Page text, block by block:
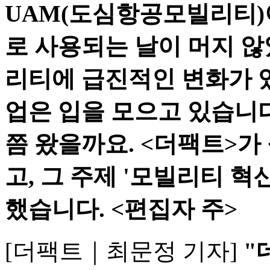
UAM(도심항공모빌리티
로 사용되는 날이 머지
리티에 급진적인 변화가
업은 입을 모으고 있습니
쯤 왔을까요. <더팩트>
고, 그 주제 '모빌리티 혁
했습니다. <편집자 주>
[더팩트｜최문정 기자] "